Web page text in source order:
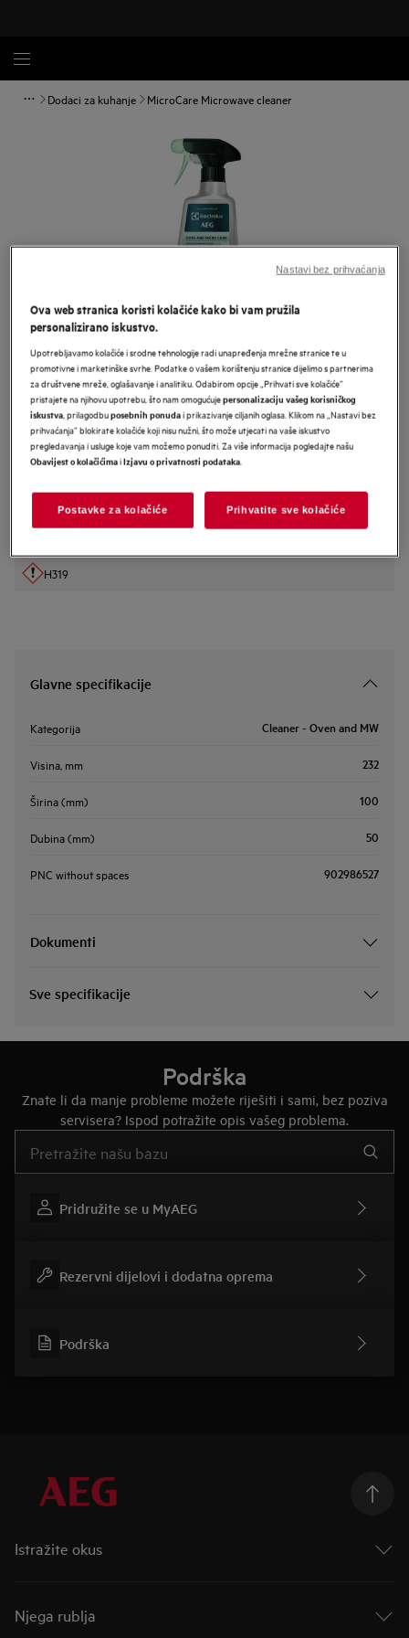
Dodaci za kuhanje MicroCare Microwave cleaner
Povećaj
M3OCS301
Sredstvo za čišćenje pećnica i
Electrolux, AEG, Zanussi)
H319
Glavne specifikacije
Kategorija Cleaner - Oven and MW
Visina, mm 232
Širina (mm) 100
Dubina (mm) 50
PNC without spaces 902986527
Dokumenti
Sve specifikacije
Podrška
Znate li da manje probleme možete riješiti i sami, bez poziva
servisera? Ispod potražite opis vašeg problema.
Pridružite se u MyAEG
Rezervni dijelovi i dodatna oprema
Podrška
Istražite okus
Taste of Tommorow
Mastery Range
Njega rublja
Ova web stranica koristi kolačiće kako bi vam pružila
personalizirano iskustvo.
Upotrebljavamo kolačiće i srodne tehnologije radi unapređenja mrežne stranice te u
promotivne i marketinške svrhe. Podatke o vašem korištenju stranice dijelimo s partnerima
za društvene mreže, oglašavanje i analitiku. Odabirom opcije „Prihvati sve kolačiće”
pristajete na njihovu upotrebu, što nam omogućujepersonalizaciju vašeg korisničkog
iskustva, prilagodbuposebnih ponudai prikazivanje ciljanih oglasa. Klikom na „Nastavi bez
prihvaćanja” blokirate kolačiće koji nisu nužni, što može utjecati na vaše iskustvo
pregledavanja i usluge koje vam možemo ponuditi. Za više informacija pogledajte našu
Obavijest o kolačićimaiIzjavu o privatnosti podataka.
Postavke za kolačiće Prihvatite sve kolačiće
Nastavi bez prihvaćanja